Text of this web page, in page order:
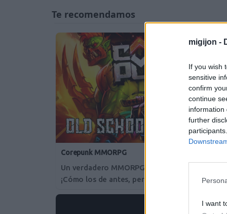
migijon -
If you wish
sensitive
confirm
continue
information
further
I want
Corepunk MMORPG
Un verdadero MMORPG de la vieja escuela
¡Cómo los de antes, pero mejor!